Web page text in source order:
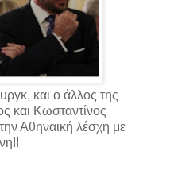
και ο άλλος της
και Κωσταντίνος
Αθηναική λέσχη με